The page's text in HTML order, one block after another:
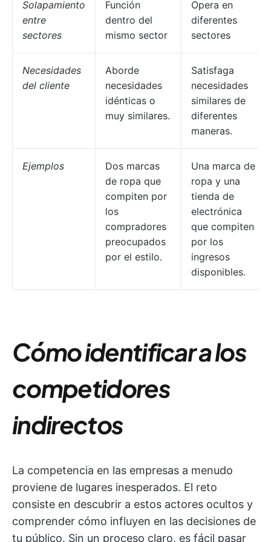
Solapamiento
entre
sectores
Función
dentro del
mismo sector
Opera en
diferentes
sectores
Necesidades
del cliente
Aborde
necesidades
idénticas o
muy similares.
Satisfaga
necesidades
similares de
diferentes
maneras.
Ejemplos
Dos marcas
de ropa que
compiten por
los
compradores
preocupados
por el estilo.
Una marca de
ropa y una
tienda de
electrónica
que compiten
por los
ingresos
disponibles.
Cómo identificar a los
competidores
indirectos
La competencia en las empresas a menudo
proviene de lugares inesperados. El reto
consiste en descubrir a estos actores ocultos y
comprender cómo influyen en las decisiones de
tu público. Sin un proceso claro, es fácil pasar